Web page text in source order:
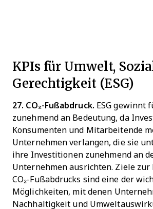
KPIs für Umwelt,
Gerechtigkeit (ESG)
27. CO₂-Fußabdruck. ESG gewinnt
zunehmend an Bedeutung, da
Konsumenten und Mitarbeitende
Unternehmen verlangen, die sie
ihre Investitionen zunehmend an
Unternehmen ausrichten. Ziele zur
CO₂-Fußabdrucks sind eine der
Möglichkeiten, mit denen
Nachhaltigkeit und